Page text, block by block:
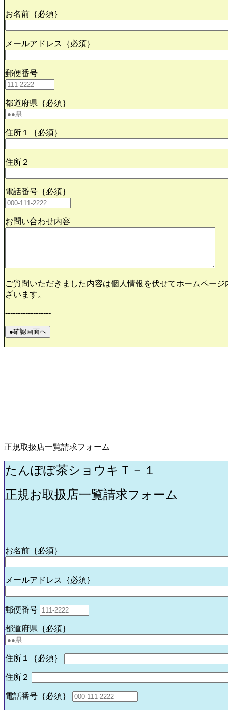
お名前｛必須｝
メールアドレス｛必須｝
郵便番号
都道府県｛必須｝
住所１｛必須｝
住所２
電話番号｛必須｝
お問い合わせ内容
ご質問いただきました内容は個人情報を伏せてホームペー
ざいます。
------------------
正規取扱店一覧請求フォーム
たんぽぽ茶ショウキＴ－１
正規お取扱店一覧請求フォーム
お名前｛必須｝
メールアドレス｛必須｝
郵便番号
都道府県｛必須｝
住所１｛必須｝
住所２
電話番号｛必須｝